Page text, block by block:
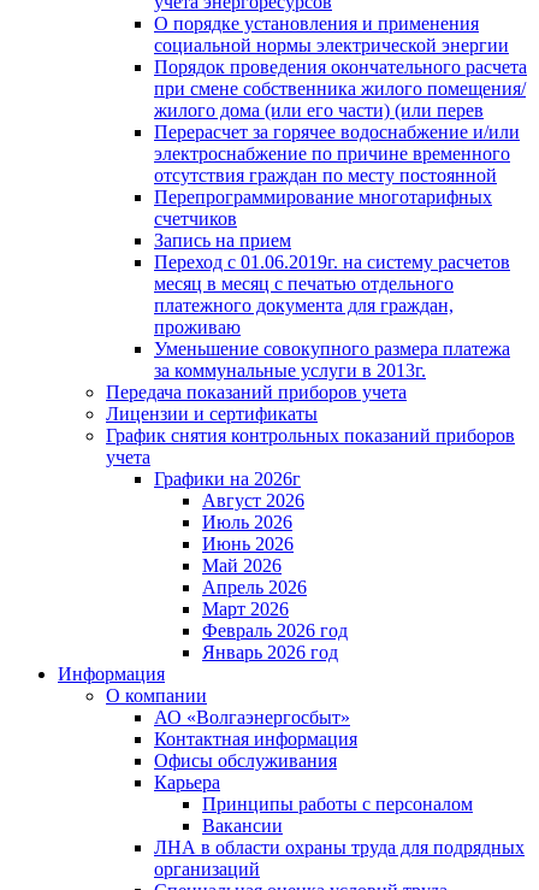
О порядке установления и применения
социальной нормы электрической энергии
Порядок проведения окончательного расчета
при смене собственника жилого помещения/
жилого дома (или его части) (или перев
Перерасчет за горячее водоснабжение и/или
электроснабжение по причине временного
отсутствия граждан по месту постоянной
Перепрограммирование многотарифных
счетчиков
Запись на прием
Переход с 01.06.2019г. на систему расчетов
месяц в месяц с печатью отдельного
платежного документа для граждан,
проживаю
Уменьшение совокупного размера платежа
за коммунальные услуги в 2013г.
Передача показаний приборов учета
Лицензии и сертификаты
График снятия контрольных показаний приборов
учета
Графики на 2026г
Август 2026
Июль 2026
Июнь 2026
Май 2026
Апрель 2026
Март 2026
Февраль 2026 год
Январь 2026 год
Информация
О компании
АО «Волгаэнергосбыт»
Контактная информация
Офисы обслуживания
Карьера
Принципы работы с персоналом
Вакансии
ЛНА в области охраны труда для подрядных
организаций